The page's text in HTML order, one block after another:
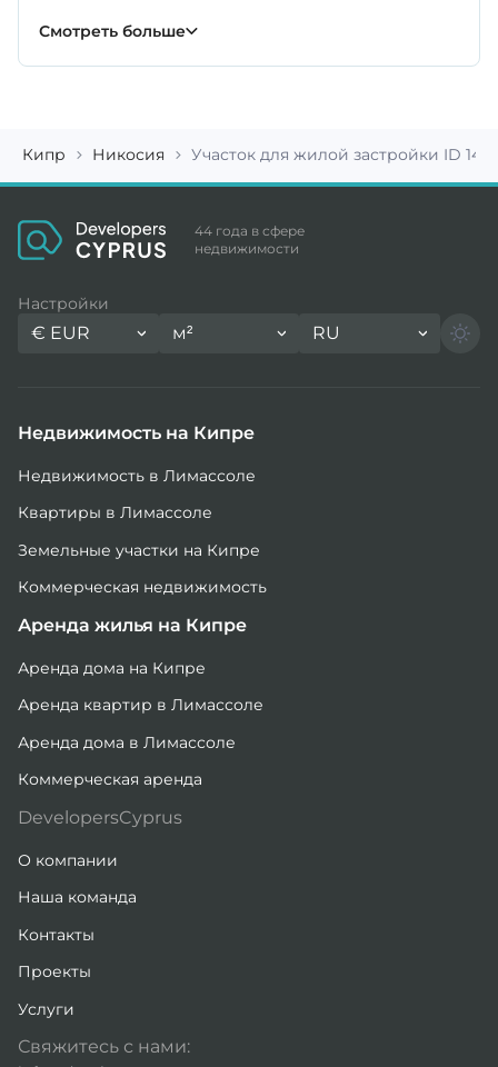
Земля в Лакатамии
Земля в Латсии
Земля в Строволосе
Смотреть больше
Кипр Никосия Участок для жилой застройки ID
44 года в сфере
недвижимости
Настройки
€ EUR м² RU
Недвижимость на Кипре
Недвижимость в Лимассоле
Квартиры в Лимассоле
Земельные участки на Кипре
Коммерческая недвижимость
Аренда жилья на Кипре
Аренда дома на Кипре
Аренда квартир в Лимассоле
Аренда дома в Лимассоле
Коммерческая аренда
DevelopersCyprus
О компании
Наша команда
Контакты
Проекты
Услуги
Свяжитесь с нами: